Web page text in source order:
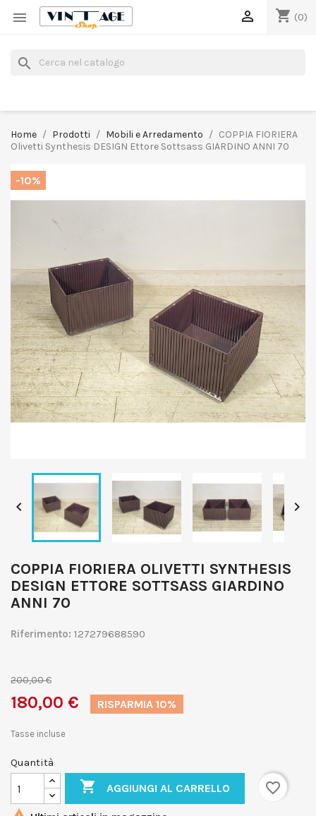
 shopping_cart (0)

search
Home Prodotti Mobili e Arredamento
COPPIA FIORIERA
Olivetti Synthesis DESIGN Ettore Sottsass GIARDINO ANNI 70
-10%
 
COPPIA FIORIERA OLIVETTI SYNTHESIS
DESIGN ETTORE SOTTSASS GIARDINO
ANNI 70
Riferimento: 127279688590
200,00 €
180,00 € RISPARMIA 10%
Tasse incluse
Quantità
 AGGIUNGI AL CARRELLO
favorite_border